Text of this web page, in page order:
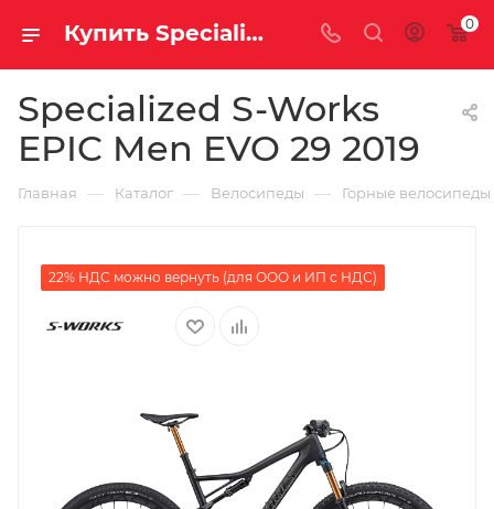
Купить Specialized S-Works EPIC Men EVO 29 2019 за рублей, а со скидкой 0
Specialized S-Works
EPIC Men EVO 29 2019
Главная — Каталог — Велосипеды — Горные велосипеды
22% НДС можно вернуть (для ООО и ИП с НДС)